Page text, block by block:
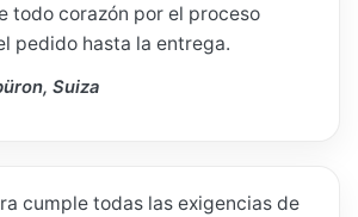
todo corazón por el proceso
pedido hasta la entrega.
Suiza
cumple todas las exigencias de